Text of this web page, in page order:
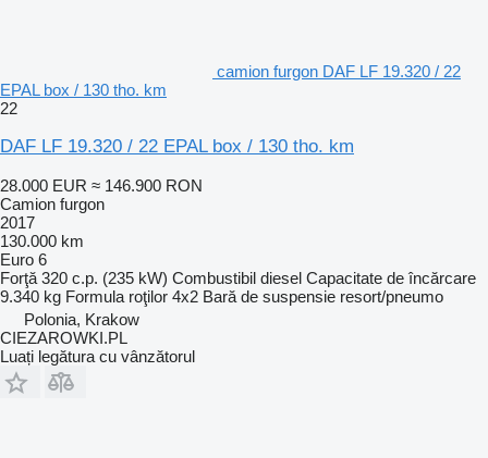
camion furgon DAF LF 19.320 / 22
EPAL box / 130 tho. km
22
DAF LF 19.320 / 22 EPAL box / 130 tho. km
28.000 EUR ≈ 146.900 RON
Camion furgon
2017
130.000 km
Euro 6
Forţă 320 c.p. (235 kW) Combustibil diesel Capacitate de încărcare
9.340 kg Formula roţilor 4x2 Bară de suspensie resort/pneumo
Polonia, Krakow
CIEZAROWKI.PL
Luați legătura cu vânzătorul